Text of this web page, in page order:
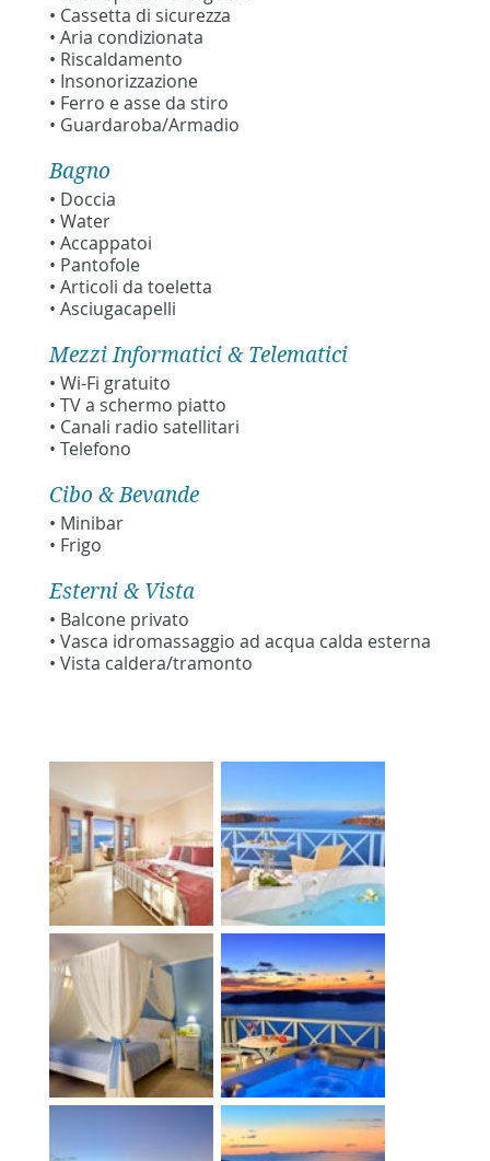
• Cassetta di sicurezza
• Aria condizionata
• Riscaldamento
• Insonorizzazione
• Ferro e asse da stiro
• Guardaroba/Armadio
Bagno
• Doccia
• Water
• Accappatoi
• Pantofole
• Articoli da toeletta
• Asciugacapelli
Mezzi Informatici & Telematici
• Wi-Fi gratuito
• TV a schermo piatto
• Canali radio satellitari
• Telefono
Cibo & Bevande
• Minibar
• Frigo
Esterni & Vista
• Balcone privato
• Vasca idromassaggio ad acqua calda esterna
• Vista caldera/tramonto